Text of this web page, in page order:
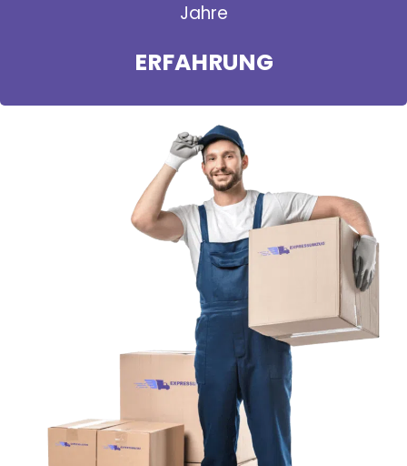
Jahre
ERFAHRUNG